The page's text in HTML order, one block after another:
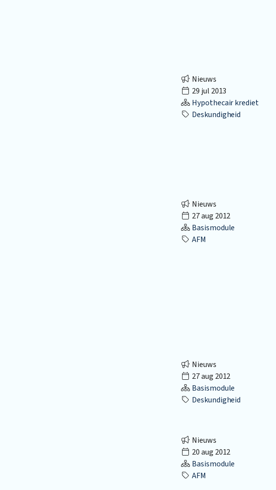
Nieuws
29 jul 2013
Hypothecair krediet
Deskundigheid
Nieuws
27 aug 2012
Basismodule
AFM
Nieuws
27 aug 2012
Basismodule
Deskundigheid
Nieuws
20 aug 2012
Basismodule
AFM